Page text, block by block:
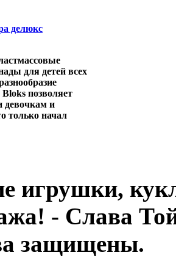
для детей всех
позволяет
девочкам и
только начал
игрушки,
- Слава
защищены.